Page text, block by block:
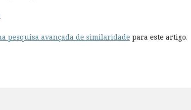
pesquisa avançada de similaridade para este artigo.